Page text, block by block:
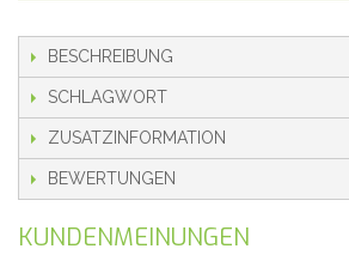
BESCHREIBUNG
SCHLAGWORT
ZUSATZINFORMATION
BEWERTUNGEN
KUNDENMEINUNGEN